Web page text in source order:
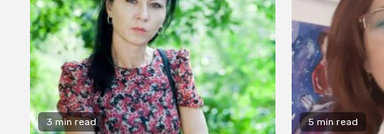
3 min read 5 min read